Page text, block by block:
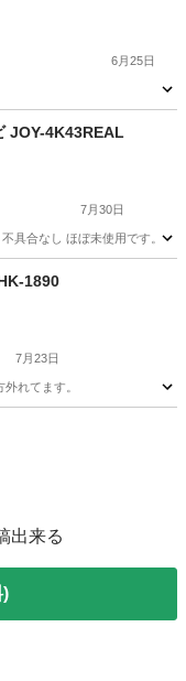
6月25日
ッサ
JOY-4K43REAL
7月30日
具合なし ほぼ未使用です。
1890
7月23日
れてます。
出来る
)